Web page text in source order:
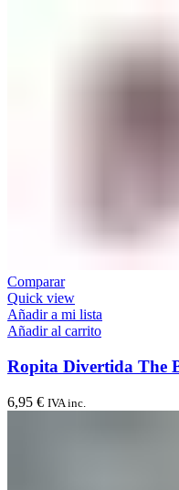
Comparar
Quick view
Añadir a mi lista
Añadir al carrito
Ropita Divertida The
6,95 € IVA inc.